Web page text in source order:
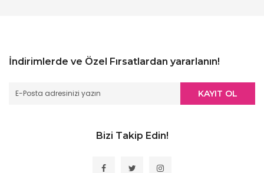
İndirimlerde ve Özel Fırsatlardan yararlanın!
KAYIT OL
Bizi Takip Edin!